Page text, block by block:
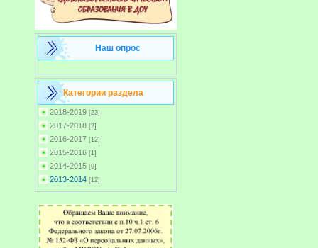
Наш опрос
Категории раздела
2018-2019 [23]
2017-2018 [2]
2016-2017 [12]
2015-2016 [1]
2014-2015 [9]
2013-2014 [12]